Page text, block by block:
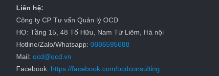
Liên hệ:
Công ty CP Tư vấn Quản lý OCD
HO: Tầng 15, 48 Tố Hữu, Nam Từ Liêm, Hà nội
Hotline/Zalo/Whatsapp: 0886595688
Mail: ocd@ocd.vn
Facebook: https://facebook.com/ocdconsulting